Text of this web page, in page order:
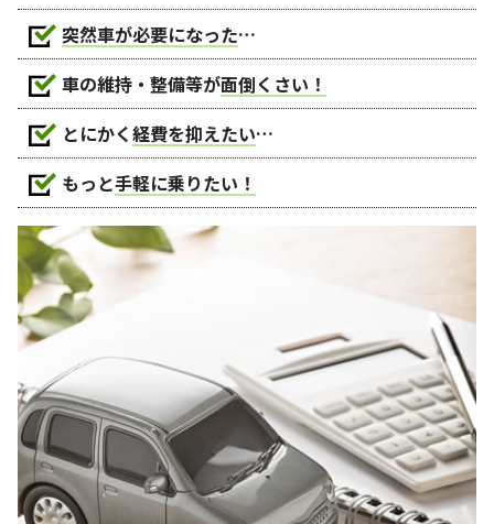
突然車が必要になった…
車の維持・整備等が面倒くさい！
とにかく経費を抑えたい…
もっと手軽に乗りたい！